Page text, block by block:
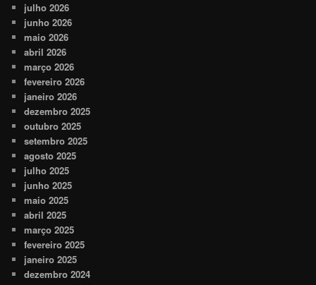
julho 2026
junho 2026
maio 2026
abril 2026
março 2026
fevereiro 2026
janeiro 2026
dezembro 2025
outubro 2025
setembro 2025
agosto 2025
julho 2025
junho 2025
maio 2025
abril 2025
março 2025
fevereiro 2025
janeiro 2025
dezembro 2024